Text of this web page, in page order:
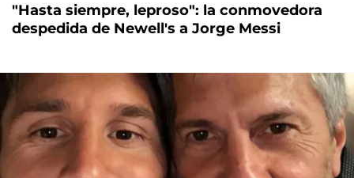
"Hasta siempre, leproso": la conmovedora
despedida de Newell's a Jorge Messi